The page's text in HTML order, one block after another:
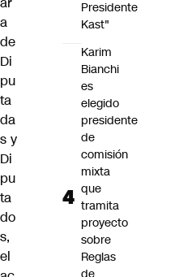
a
de
Di
pu
ta
da
s y
Di
pu
ta
do
s,
el
Presidente
Kast"
Karim
Bianchi
es
elegido
presidente
de
comisión
mixta
que
tramita
proyecto
sobre
Reglas
de